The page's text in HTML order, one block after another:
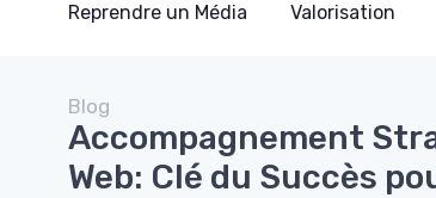
Reprendre un Média Valorisation
Blog
Accompagnement
Web: Clé du Succès